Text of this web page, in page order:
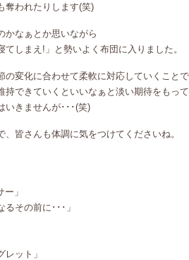
奪われたりします(笑)
かなぁとか思いながら
てしまえ!」と勢いよく布団に入りました。
の変化に合わせて柔軟に対応していくことで
持できていくといいなぁと淡い期待をもっ
いきませんが･･･(笑)
、皆さんも体調に気をつけてくださいね。
」
その前に･･･」
レット」